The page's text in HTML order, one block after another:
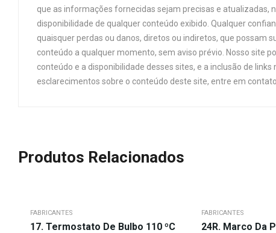
que as informações fornecidas sejam precisas e atualizadas,
disponibilidade de qualquer conteúdo exibido. Qualquer
quaisquer perdas ou danos, diretos ou indiretos, que possam
conteúdo a qualquer momento, sem aviso prévio. Nosso site
conteúdo e a disponibilidade desses sites, e a inclusão de
esclarecimentos sobre o conteúdo deste site, entre em
Produtos Relacionados
FABRICANTES
17. Termostato De Bulbo 110 ºC
FABRICANTES
24R. Marco Da